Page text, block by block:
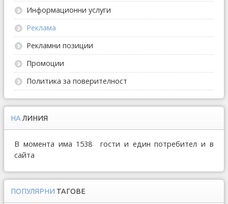
Информационни услуги
Реклама
Рекламни позиции
Промоции
Политика за поверителност
НА ЛИНИЯ
В момента има 1538 гости и един потребител и в
сайта
ПОПУЛЯРНИ ТАГОВЕ